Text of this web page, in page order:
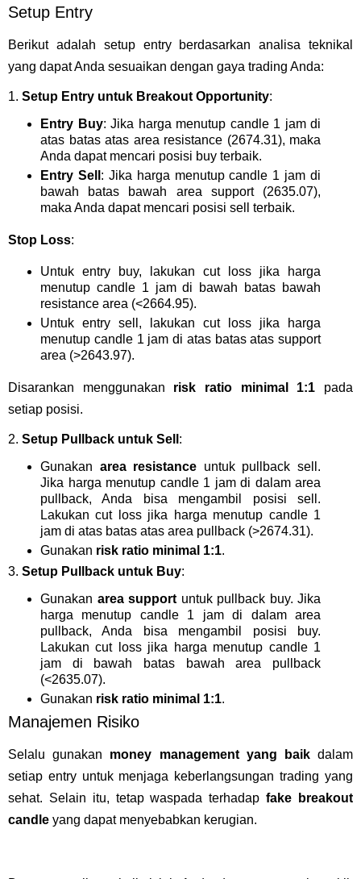
Setup Entry
Berikut adalah setup entry berdasarkan analisa teknikal
yang dapat Anda sesuaikan dengan gaya trading Anda:
1. Setup Entry untuk Breakout Opportunity:
Entry Buy: Jika harga menutup candle 1 jam di
atas batas atas area resistance (2674.31), maka
Anda dapat mencari posisi buy terbaik.
Entry Sell : Jika harga menutup candle 1 jam di
bawah batas bawah area support (2635.07),
maka Anda dapat mencari posisi sell terbaik.
Stop Loss:
Untuk entry buy, lakukan cut loss jika harga
menutup candle 1 jam di bawah batas bawah
resistance area (<2664.95).
Untuk entry sell, lakukan cut loss jika harga
menutup candle 1 jam di atas batas atas support
area (>2643.97).
Disarankan menggunakan risk ratio minimal 1:1 pada
setiap posisi.
2. Setup Pullback untuk Sell :
Gunakan area resistance untuk pullback sell.
Jika harga menutup candle 1 jam di dalam area
pullback, Anda bisa mengambil posisi sell.
Lakukan cut loss jika harga menutup candle 1
jam di atas batas atas area pullback (>2674.31).
Gunakan risk ratio minimal 1:1.
3. Setup Pullback untuk Buy:
Gunakan area support untuk pullback buy. Jika
harga menutup candle 1 jam di dalam area
pullback, Anda bisa mengambil posisi buy.
Lakukan cut loss jika harga menutup candle 1
jam di bawah batas bawah area pullback
(<2635.07).
Gunakan risk ratio minimal 1:1.
Manajemen Risiko
Selalu gunakan money management yang baikdalam
setiap entry untuk menjaga keberlangsungan trading yang
sehat. Selain itu, tetap waspada terhadapfake breakout
candle yang dapat menyebabkan kerugian.